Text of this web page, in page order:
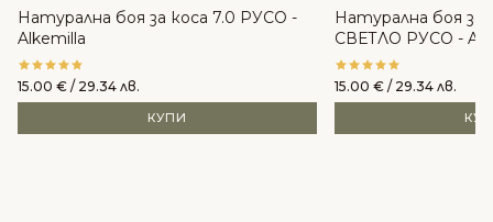
Натурална боя за коса 7.0 РУСО -
Alkemilla
15.00 € / 29.34 лв.
КУПИ
Натурална боя
СВЕТЛО РУСО -
15.00 € / 29.34 лв.